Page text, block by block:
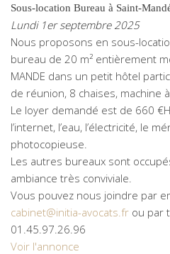
Sous-location Bureau à Saint-
Lundi 1er septembre 2025
Nous proposons en sous-
bureau de 20 m² entièrement
MANDE dans un petit hôtel
de réunion, 8 chaises, machine
Le loyer demandé est de 660
l’internet, l’eau, l’électricité, le
photocopieuse.
Les autres bureaux sont
ambiance très conviviale.
Vous pouvez nous joindre par
cabinet@initia-avocats.fr ou par
01.45.97.26.96
Voir l'annonce